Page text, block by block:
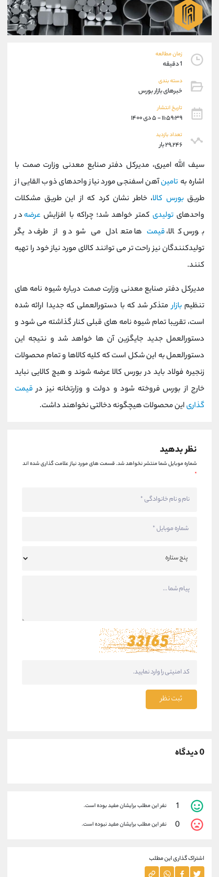
زمان مطالعه
1 دقیقه
دسته بندی
خبرهای بازار بورس
تاریخ انتشار
۱۱:۵۹:۳۹ - ۵ دی ۱۴۰۰
تعداد بازدید
۲۹,۲۴۶ بار
سیف الله امیری، مدیرکل دفتر صنایع معدنی وزارت صمت با
اشاره به تامینآهن اسفنجی مورد نیاز واحدهای ذوب القایی از
طریقبورس کالا، خاطر نشان کرد که از این طریق مشکلات
واحدهایتولیدی کمتر خواهد شد؛ چراکه با افزایش عرضه در
بورس کالا،قیمت ها متعادل می شود و از طرف دیگر
تولیدکنندگان نیز راحت تر می توانند کالای مورد نیاز خود را تهیه
کنند.
مدیرکل دفتر صنایع معدنی وزارت صمت درباره شیوه نامه های
تنظیمبازارمتذکر شد که با دستورالعملی که جدیدا ارائه شده
است، تقریبا تمام شیوه نامه های قبلی کنار گذاشته می شود و
دستورالعمل جدید جایگزین آن ها خواهد شد و نتیجه این
دستورالعمل به این شکل است که کلیه کالاها و تمام محصولات
زنجیره فولاد باید در بورس کالا عرضه شوند و هیچ کالایی نباید
خارج از بورس فروخته شود و دولت و وزارتخانه نیز درقیمت
گذاریاین محصولات هیچگونه دخالتی نخواهند داشت.
نظر بدهید
شماره موبایل شما منتشر نخواهد شد.قسمت های مورد نیاز علامت گذاری شده اند
*
ثبت نظر
0 دیدگاه
1 نفر این مطلب برایشان مفید بوده است.
0 نفر این مطلب برایشان مفید نبوده است.
اشتراک گذاری این مطلب
09304891085
واتساپ شروع گفتگو
تلگرام @Armteam_admin_103
پشتیبان فروش
موبایل
واتساپ
تلگرام
داخلی
اطلاعات تماس (دفتر فروش)
تلفن 021-22021030
بدون پیش شماره 90001030
اینستاگرام @alireza.mehrabii
کانال تلگرام @alirezamehrabi_com